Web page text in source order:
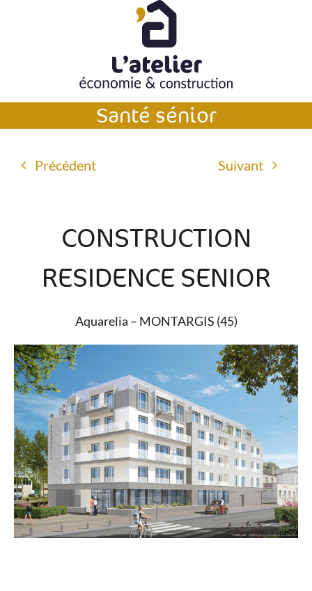
Santé sénior
Précédent Suivant
CONSTRUCTION
RESIDENCE SENIOR
Aquarelia – MONTARGIS (45)